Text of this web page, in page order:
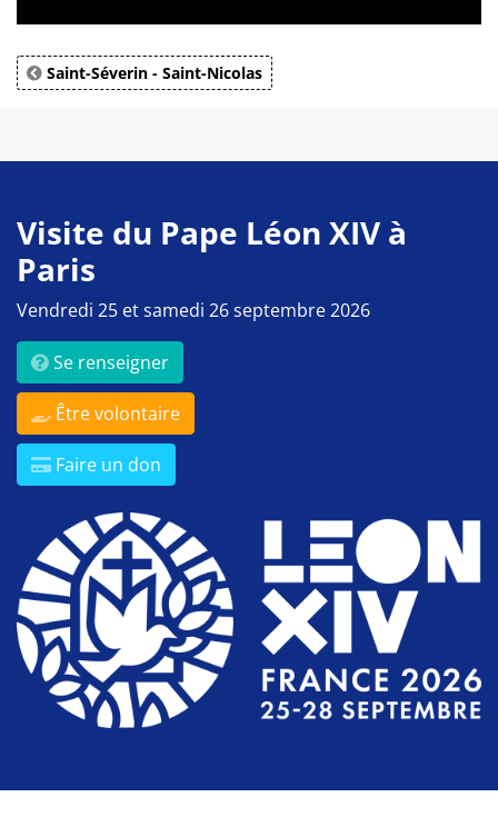
Saint-Séverin - Saint-Nicolas
Visite du Pape Léon XIV à
Paris
Vendredi 25 et samedi 26 septembre 2026
Se renseigner
Être volontaire
Faire un don